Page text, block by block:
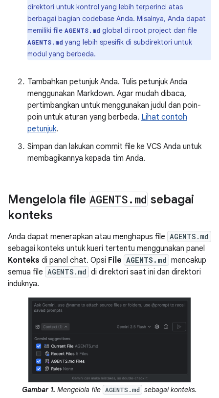
direktori untuk kontrol yang lebih terperinci atas
berbagai bagian codebase Anda. Misalnya, Anda dapat
memiliki file AGENTS.md global di root project dan file
AGENTS.md yang lebih spesifik di subdirektori untuk
modul yang berbeda.
Tambahkan petunjuk Anda. Tulis petunjuk Anda
menggunakan Markdown. Agar mudah dibaca,
pertimbangkan untuk menggunakan judul dan poin-
poin untuk aturan yang berbeda. Lihat contoh
petunjuk.
Simpan dan lakukan commit file ke VCS Anda untuk
membagikannya kepada tim Anda.
Mengelola file AGENTS. md sebagai
konteks
Anda dapat menerapkan atau menghapus file AGENTS.md
sebagai konteks untuk kueri tertentu menggunakan panel
Konteks di panel chat. Opsi File AGENTS.md mencakup
semua file AGENTS.md di direktori saat ini dan direktori
induknya.
Gambar 1. Mengelola file AGENTS.md sebagai konteks.